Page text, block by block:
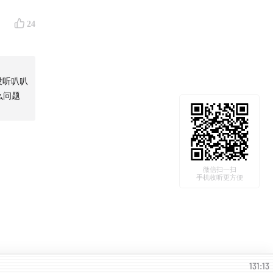
24
叭叭
问题
微信扫一扫
手机收听更方便
131:13